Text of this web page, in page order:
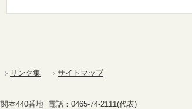
リンク集 サイトマップ
本440番地 電話：0465-74-2111(代表)